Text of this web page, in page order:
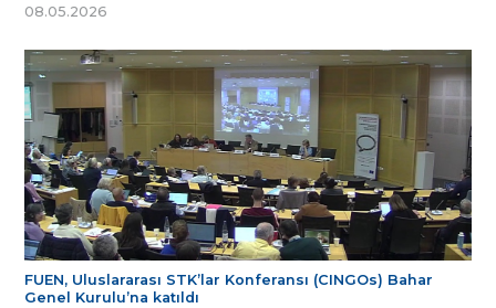
08.05.2026
FUEN, Uluslararası STK’lar Konferansı (CINGOs) Bahar
Genel Kurulu’na katıldı